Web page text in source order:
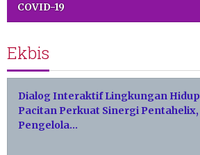
COVID-19
Ekbis
Dialog Interaktif Lingkungan Hidup
Pacitan Perkuat Sinergi Pentahelix,
Pengelola…